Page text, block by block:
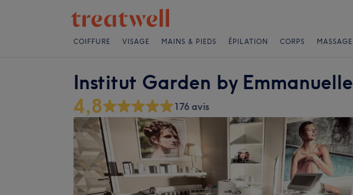
COIFFURE VISAGE MAINS & PIEDS ÉPILATION CORPS MASSAGE
Institut Garden by Emmanuelle
4,8 176 avis